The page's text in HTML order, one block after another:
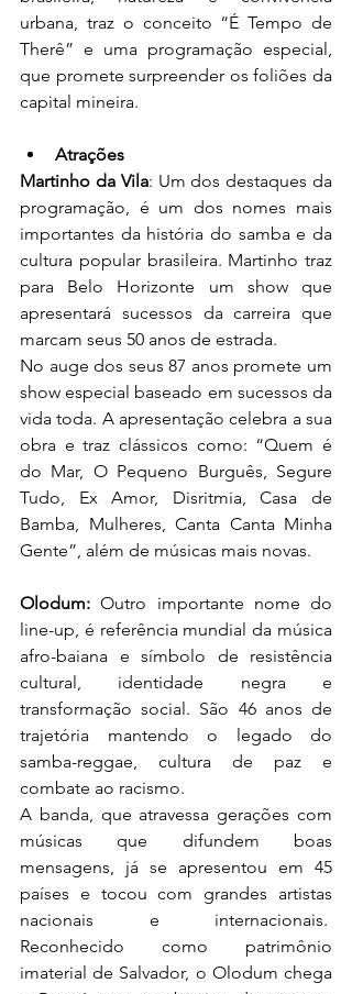
urbana, traz o conceito “É Tempo de
Therê” e uma programação especial,
que promete surpreender os foliões da
capital mineira.
Atrações
Martinho da Vila: Um dos destaques da
programação, é um dos nomes mais
importantes da história do samba e da
cultura popular brasileira. Martinho traz
para Belo Horizonte um show que
apresentará sucessos da carreira que
marcam seus 50 anos de estrada.
No auge dos seus 87 anos promete um
show especial baseado em sucessos da
vida toda. A apresentação celebra a sua
obra e traz clássicos como: “Quem é
do Mar, O Pequeno Burguês, Segure
Tudo, Ex Amor, Disritmia, Casa de
Bamba, Mulheres, Canta Canta Minha
Gente”, além de músicas mais novas.
Olodum: Outro importante nome do
line-up, é referência mundial da música
afro-baiana e símbolo de resistência
cultural, identidade negra e
transformação social. São 46 anos de
trajetória mantendo o legado do
samba-reggae, cultura de paz e
combate ao racismo.
A banda, que atravessa gerações com
músicas que difundem boas
mensagens, já se apresentou em 45
países e tocou com grandes artistas
nacionais e internacionais.
Reconhecido como patrimônio
imaterial de Salvador, o Olodum chega